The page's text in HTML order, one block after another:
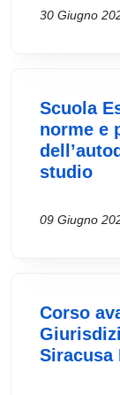
30 Giugno
Scuola
norme e
studio
09 Giugno
Corso
Siracusa